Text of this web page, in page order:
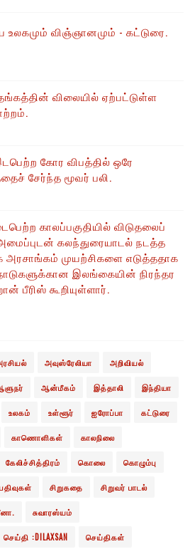
விஞ்ஞானமும் - கட்டுரை.
தங்கத்தின் விலையில் ஏற்பட்டுள்ள
கோர விபத்தில் ஒரே
சேர்ந்த மூவர் பலி.
காலப்பகுதியில் ​​விடுதலைப்
அமைப்புடன் கலந்துரையாடல் நடத்த
முயற்சிகளை எடுத்ததாக
இலங்கையின் நிரந்தர
பீரிஸ் கூறியுள்ளார்.
அவுஸ்ரேலியா அறிவியல்
ஆன்மீகம் இத்தாலி இந்தியா
உலகம் உள்ளூர் ஐரோப்பா கட்டுரை
காணொளிகள் காலநிலை
கேலிச்சித்திரம் கொலை கொழும்பு
சிறுகதை சிறுவர் பாடல்
சுவாரஸ்யம்
செய்தி :DILAXSAN செய்திகள்